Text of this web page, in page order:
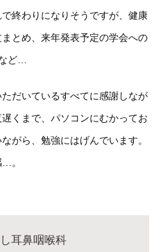
終わりになりそうですが、健康
とめ、来年発表予定の学会への
ど…
だいているすべてに感謝しなが
くまで、パソコンにむかってお
がら、勉強にはげんでいます。
。
耳鼻咽喉科